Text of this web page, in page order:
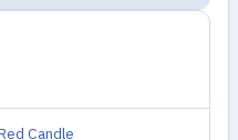
Candle